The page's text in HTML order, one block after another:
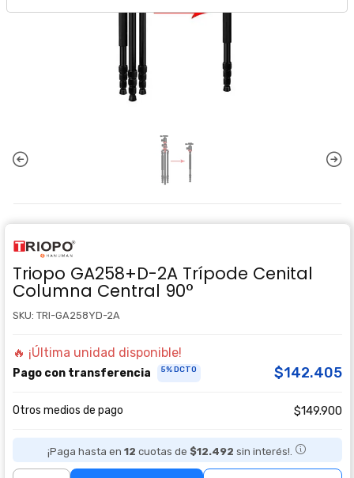
Triopo GA258+D-2A Trípode Cenital
Columna Central 90°
SKU: TRI-GA258YD-2A
🔥 ¡Última unidad disponible!
Pago con transferencia 5% DCTO $142.405
Otros medios de pago $149.900
¡Paga hasta en 12 cuotas de $12.492 sin interés!.